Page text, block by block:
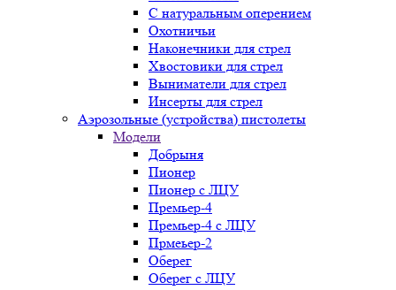
С натуральным оперением
Охотничьи
Наконечники для стрел
Хвостовики для стрел
Выниматели для стрел
Инсерты для стрел
Аэрозольные (устройства) пистолеты
Модели
Добрыня
Пионер
Пионер с ЛЦУ
Премьер-4
Премьер-4 с ЛЦУ
Прмеьер-2
Оберег
Оберег с ЛЦУ